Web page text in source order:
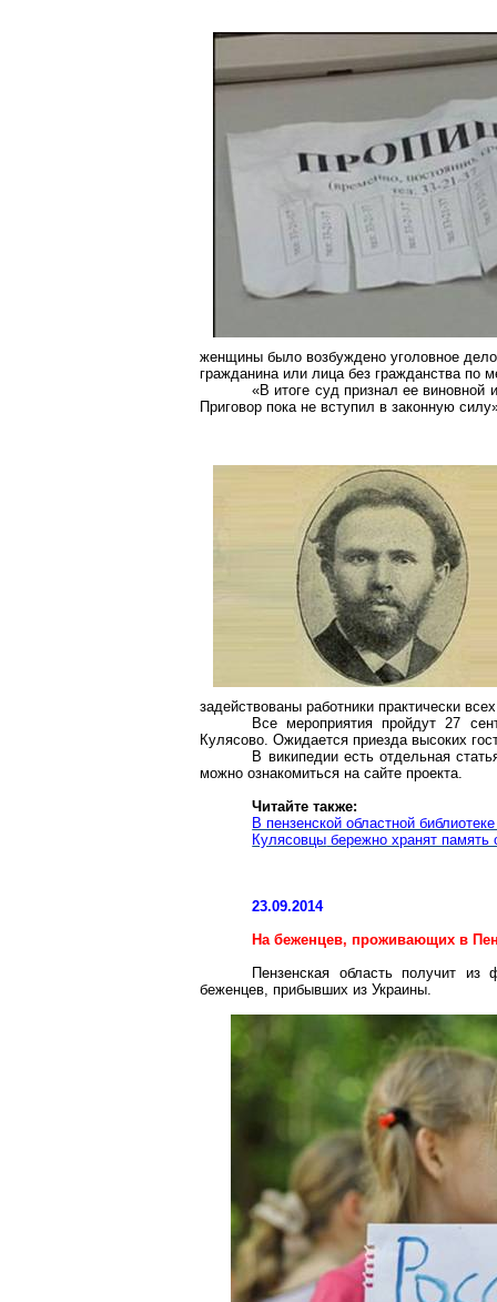
женщины было возбуждено уголовное
гражданина или лица без гражданства по
«В итоге суд признал ее
Приговор пока не вступил в законную
задействованы работники практически
Все мероприятия пройдут 27
Кулясово. Ожидается приезда высоких
В википедииесть отдельная
можно ознакомиться на сайте проекта.
Читайте также:
В пензенской областной
Кулясовцы бережно хранят память
23.09.2014
На беженцев, проживающих в
Пензенская область получит
беженцев, прибывших из Украины.